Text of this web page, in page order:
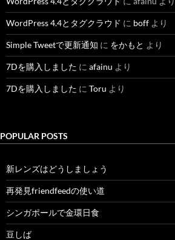
WordPress 4.4とタグクラウド に boff より
Simple Tweetで更新通知 に をかもと より
7Dを購入しました に afainu より
7Dを購入しました に Toru より
POPULAR POSTS
新レンズはどうしましょう
再発見friendfeedの使い道
シンガポールで金環日食
豆しば